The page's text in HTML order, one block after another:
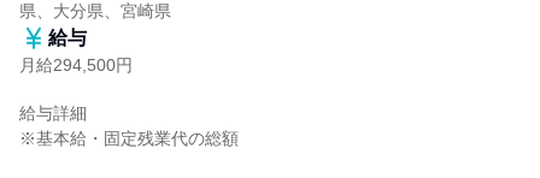
県、大分県、宮崎県
給与
月給294,500円
給与詳細
※基本給・固定残業代の総額